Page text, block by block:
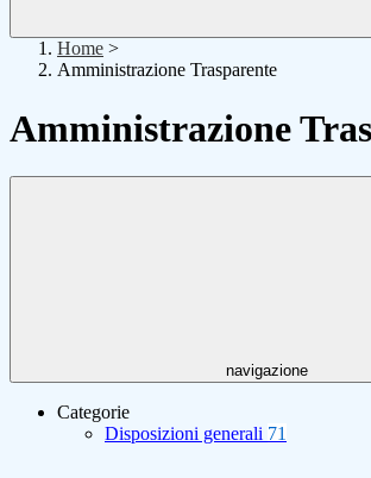
Home >
Amministrazione Trasparente
Amministrazione
navigazione
Categorie
Disposizioni generali 71